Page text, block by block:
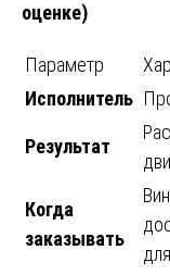
оценке)
Параметр
Исполнитель
Результат
Когда
заказывать